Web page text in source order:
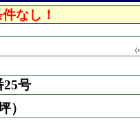
なし！
25号
坪）